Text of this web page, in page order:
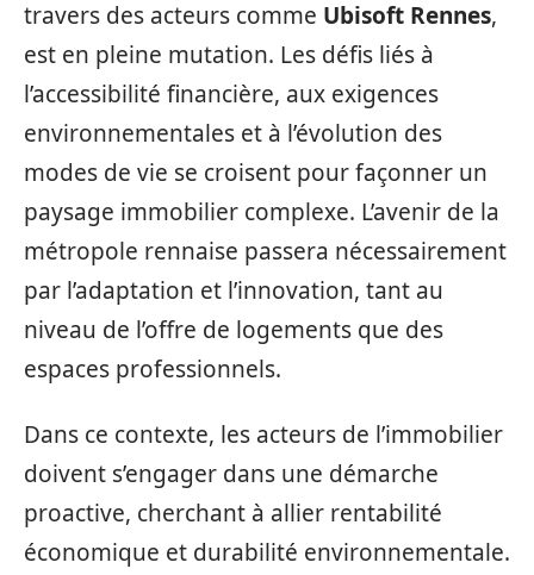
travers des acteurs comme Ubisoft Rennes,
est en pleine mutation. Les défis liés à
l’accessibilité financière, aux exigences
environnementales et à l’évolution des
modes de vie se croisent pour façonner un
paysage immobilier complexe. L’avenir de la
métropole rennaise passera nécessairement
par l’adaptation et l’innovation, tant au
niveau de l’offre de logements que des
espaces professionnels.
Dans ce contexte, les acteurs de l’immobilier
doivent s’engager dans une démarche
proactive, cherchant à allier rentabilité
économique et durabilité environnementale.